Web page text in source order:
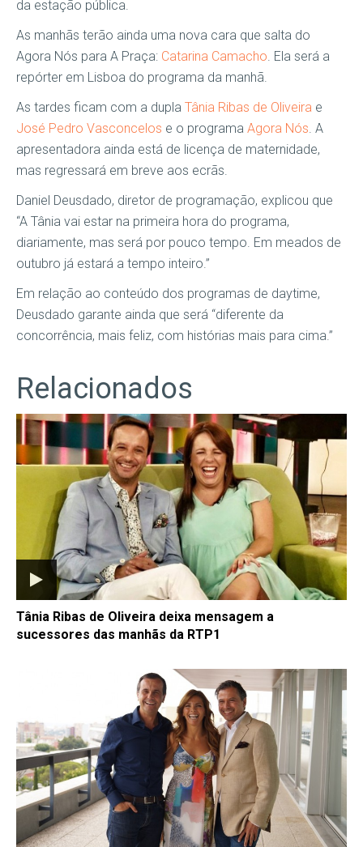
da estação pública.
As manhãs terão ainda uma nova cara que salta do
Agora Nós para A Praça: Catarina Camacho. Ela será a
repórter em Lisboa do programa da manhã.
As tardes ficam com a dupla Tânia Ribas de Oliveira e
José Pedro Vasconcelos e o programa Agora Nós. A
apresentadora ainda está de licença de maternidade,
mas regressará em breve aos ecrãs.
Daniel Deusdado, diretor de programação, explicou que
“A Tânia vai estar na primeira hora do programa,
diariamente, mas será por pouco tempo. Em meados de
outubro já estará a tempo inteiro.”
Em relação ao conteúdo dos programas de daytime,
Deusdado garante ainda que será “diferente da
concorrência, mais feliz, com histórias mais para cima.”
Relacionados
Tânia Ribas de Oliveira deixa mensagem a
sucessores das manhãs da RTP1